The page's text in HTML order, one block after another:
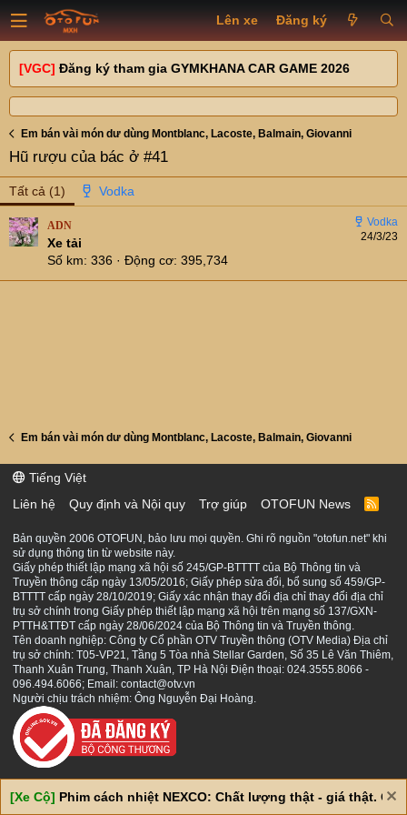
Lên xe Đăng ký
[VGC] Đăng ký tham gia GYMKHANA CAR GAME 2026
Em bán vài món dư dùng Montblanc, Lacoste, Balmain, Giovanni
Hũ rượu của bác ở #41
Tất cả (1)
24/3/23
ADN
Xe tải
Số km 336 Động cơ 395,734
Em bán vài món dư dùng Montblanc, Lacoste, Balmain, Giovanni
Tiếng Việt
Liên hệ
Quy định và Nội quy Trợ giúp OTOFUN News
R
S
Bản quyền 2006 OTOFUN, bảo lưu mọi quyền. Ghi rõ nguồn "otofun.net" khi
sử dụng thông tin từ website này.
Giấy phép thiết lập mạng xã hội số 245/GP-BTTTT của Bộ Thông tin và
Truyền thông cấp ngày 13/05/2016; Giấy phép sửa đổi, bổ sung số 459/GP-
BTTTT cấp ngày 28/10/2019; Giấy xác nhận thay đổi địa chỉ thay đổi địa chỉ
trụ sở chính trong Giấy phép thiết lập mạng xã hội trên mạng số 137/GXN-
PTTH&TTĐT cấp ngày 28/06/2024 của Bộ Thông tin và Truyền thông.
Tên doanh nghiệp: Công ty Cổ phần OTV Truyền thông (OTV Media) Địa chỉ
trụ sở chính: T05-VP21, Tầng 5 Tòa nhà Stellar Garden, Số 35 Lê Văn Thiêm,
Thanh Xuân Trung, Thanh Xuân, TP Hà Nội Điện thoại: 024.3555.8066 -
096.494.6066; Email: contact@otv.vn
Người chịu trách nhiệm: Ông Nguyễn Đại Hoàng.
[Xe Cộ] Phim cách nhiệt NEXCO: Chất lượng thật - giá thật. Giá